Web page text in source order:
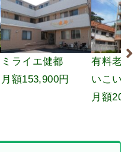
ミライエ健都
月額153,900円
有料老
いこい
月額